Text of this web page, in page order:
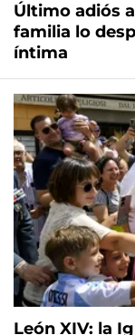
Último adiós
familia lo
íntima
León XIV: la